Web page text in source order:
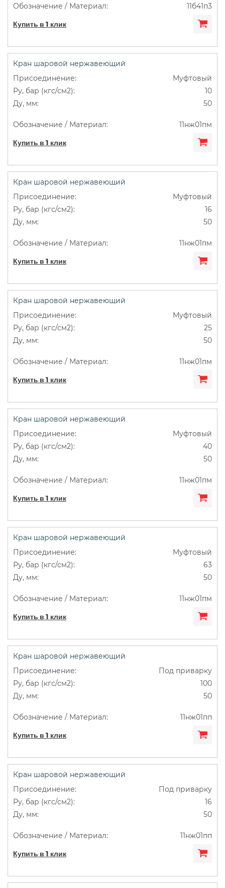
11б41п3
Купить в 1 клик
Кран шаровой нержавеющий
Муфтовый
10
50
11нж01пм
Купить в 1 клик
Кран шаровой нержавеющий
Муфтовый
16
50
11нж01пм
Купить в 1 клик
Кран шаровой нержавеющий
Муфтовый
25
50
11нж01пм
Купить в 1 клик
Кран шаровой нержавеющий
Муфтовый
40
50
11нж01пм
Купить в 1 клик
Кран шаровой нержавеющий
Муфтовый
63
50
11нж01пм
Купить в 1 клик
Кран шаровой нержавеющий
Под приварку
100
50
11нж01пп
Купить в 1 клик
Кран шаровой нержавеющий
Под приварку
16
50
11нж01пп
Купить в 1 клик